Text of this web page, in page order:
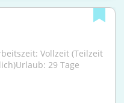
Vollzeit (Teilzeit
29 Tage